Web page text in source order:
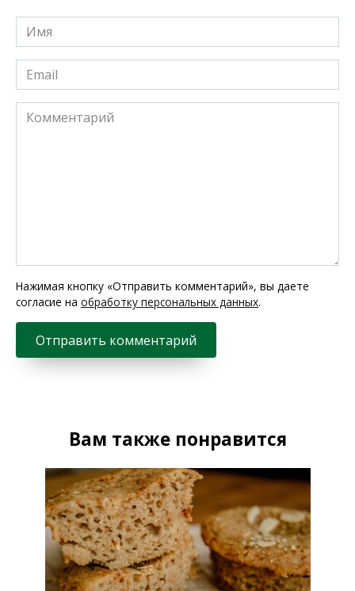
Имя
*
Email
*
Комментарий
Нажимая кнопку «Отправить комментарий», вы даете
согласие на обработку персональных данных.
Вам также понравится